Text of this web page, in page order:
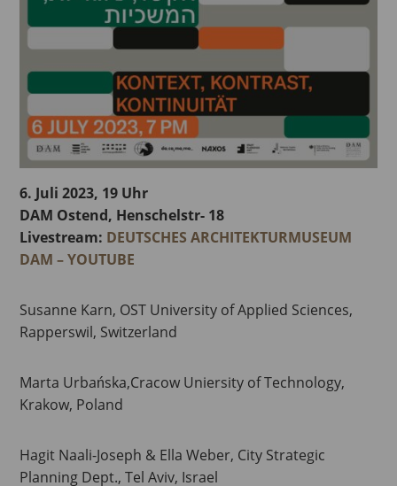
6. Juli 2023, 19 Uhr
DAM Ostend, Henschelstr- 18
Livestream: DEUTSCHES ARCHITEKTURMUSEUM
DAM – YOUTUBE
Susanne Karn, OST University of Applied Sciences,
Rapperswil, Switzerland
Marta Urbańska,Cracow Uniersity of Technology,
Krakow, Poland
Hagit Naali-Joseph & Ella Weber, City Strategic
Planning Dept., Tel Aviv, Israel